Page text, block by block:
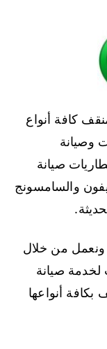
كافة أنواع
وصيانة
صيانة
والسامسونج
ونعمل من خلال
صيانة
بكافة أنواعها